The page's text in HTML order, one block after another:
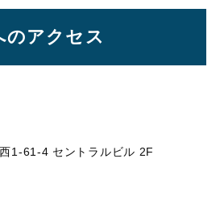
のアクセス
1-61-4 セントラルビル 2F